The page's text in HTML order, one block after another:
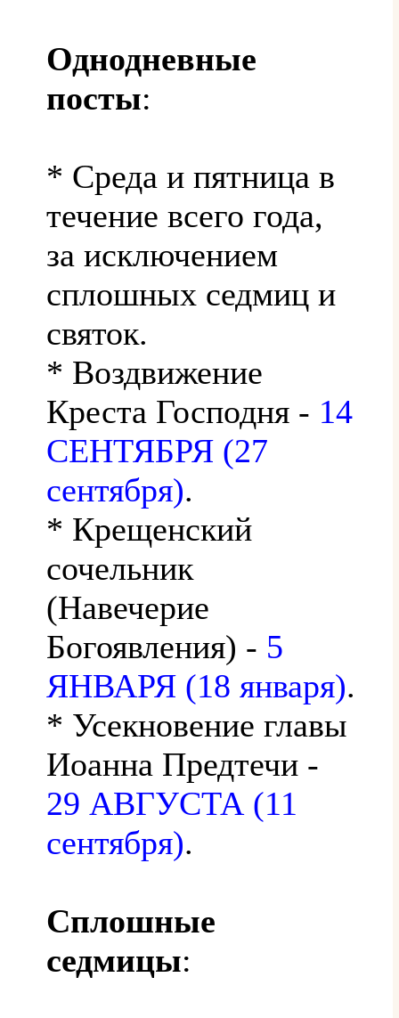
Однодневные
посты:
* Среда и пятница в
течение всего года,
за исключением
сплошных седмиц и
святок.
* Воздвижение
Креста Господня - 14
СЕНТЯБРЯ (27
сентября).
* Крещенский
сочельник
(Навечерие
Богоявления) - 5
ЯНВАРЯ (18 января).
* Усекновение главы
Иоанна Предтечи -
29 АВГУСТА (11
сентября).
Сплошные
седмицы: